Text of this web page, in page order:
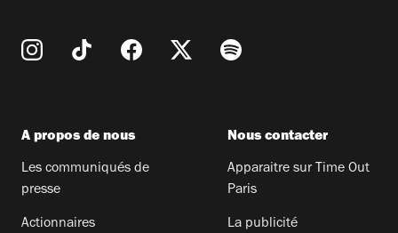
A propos de nous
Les communiqués de
presse
Actionnaires
Nous contacter
Apparaitre sur Time Out
Paris
La publicité